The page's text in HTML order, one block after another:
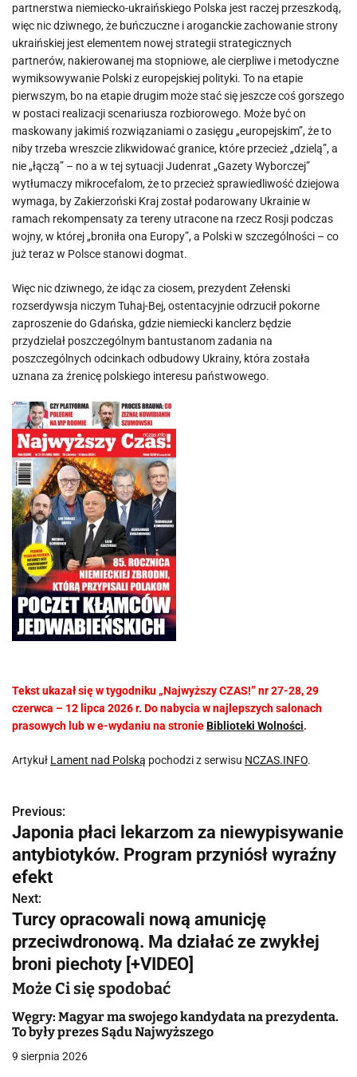
partnerstwa niemiecko-ukraińskiego Polska jest raczej przeszkodą,
więc nic dziwnego, że buńczuczne i aroganckie zachowanie strony
ukraińskiej jest elementem nowej strategii strategicznych
partnerów, nakierowanej ma stopniowe, ale cierpliwe i metodyczne
wymiksowywanie Polski z europejskiej polityki. To na etapie
pierwszym, bo na etapie drugim może stać się jeszcze coś gorszego
w postaci realizacji scenariusza rozbiorowego. Może być on
maskowany jakimiś rozwiązaniami o zasięgu „europejskim”, że to
niby trzeba wreszcie zlikwidować granice, które przecież „dzielą”, a
nie „łączą” – no a w tej sytuacji Judenrat „Gazety Wyborczej”
wytłumaczy mikrocefalom, że to przecież sprawiedliwość dziejowa
wymaga, by Zakierzoński Kraj został podarowany Ukrainie w
ramach rekompensaty za tereny utracone na rzecz Rosji podczas
wojny, w której „broniła ona Europy”, a Polski w szczególności – co
już teraz w Polsce stanowi dogmat.
Więc nic dziwnego, że idąc za ciosem, prezydent Zełenski
rozserdywsja niczym Tuhaj-Bej, ostentacyjnie odrzucił pokorne
zaproszenie do Gdańska, gdzie niemiecki kanclerz będzie
przydzielał poszczególnym bantustanom zadania na
poszczególnych odcinkach odbudowy Ukrainy, która została
uznana za źrenicę polskiego interesu państwowego.
Tekst ukazał się w tygodniku „Najwyższy CZAS!” nr 27-28, 29
czerwca – 12 lipca 2026 r. Do nabycia w najlepszych salonach
prasowych lub w e-wydaniu na stronieBiblioteki Wolności.
Artykuł Lament nad Polską pochodzi z serwisu NCZAS.INFO.
N
a
w
i
g
a
c
j
a
Previous:
Japonia płaci lekarzom za niewypisywanie
antybiotyków. Program przyniósł wyraźny
efekt
Next:
Turcy opracowali nową amunicję
przeciwdronową. Ma działać ze zwykłej
broni piechoty [+VIDEO]
Może Ci się spodobać
Węgry: Magyar ma swojego kandydata na prezydenta.
To były prezes Sądu Najwyższego
9 sierpnia 2026